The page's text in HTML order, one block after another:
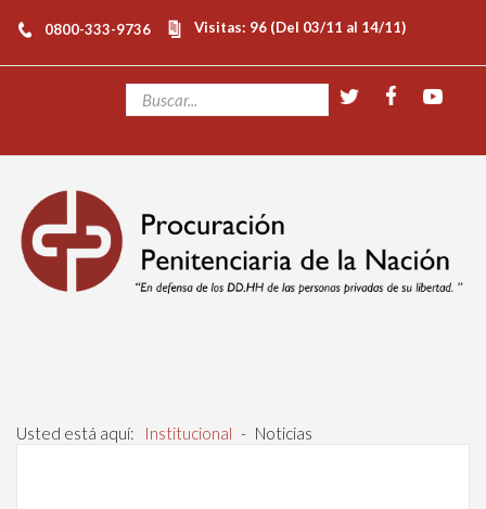
0800-333-9736 Visitas: 96 (Del 03/11 al 14/11)
Usted está aquí: Institucional - Noticias